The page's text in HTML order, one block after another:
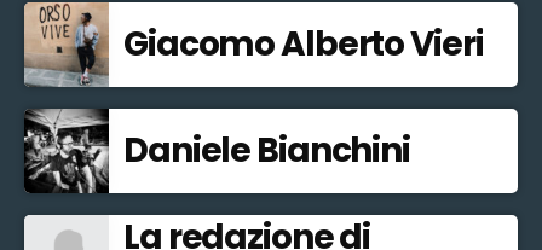
Giacomo Alberto Vieri
Daniele Bianchini
La redazione di